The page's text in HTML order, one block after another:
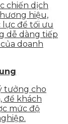
chiến dịch
hiệu,
lực để tối ưu
dễ dàng tiếp
doanh
tưởng cho
để khách
mức độ